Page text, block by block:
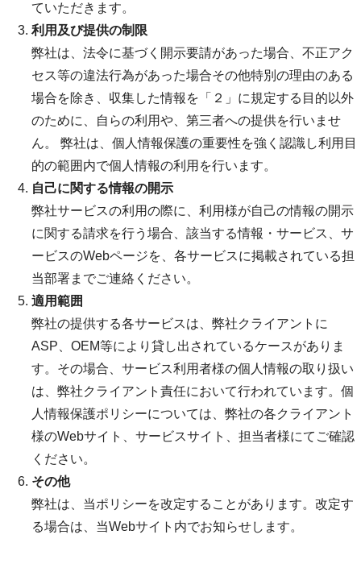
ていただきます。
利用及び提供の制限
弊社は、法令に基づく開示要請があった場合、不正アク
セス等の違法行為があった場合その他特別の理由のある
場合を除き、収集した情報を「２」に規定する目的以外
のために、自らの利用や、第三者への提供を行いませ
ん。 弊社は、個人情報保護の重要性を強く認識し利用目
的の範囲内で個人情報の利用を行います。
自己に関する情報の開示
弊社サービスの利用の際に、利用様が自己の情報の開示
に関する請求を行う場合、該当する情報・サービス、サ
ービスのWebページを、各サービスに掲載されている担
当部署までご連絡ください。
適用範囲
弊社の提供する各サービスは、弊社クライアントに
ASP、OEM等により貸し出されているケースがありま
す。その場合、サービス利用者様の個人情報の取り扱い
は、弊社クライアント責任において行われています。個
人情報保護ポリシーについては、弊社の各クライアント
様のWebサイト、サービスサイト、担当者様にてご確認
ください。
その他
弊社は、当ポリシーを改定することがあります。改定す
る場合は、当Webサイト内でお知らせします。